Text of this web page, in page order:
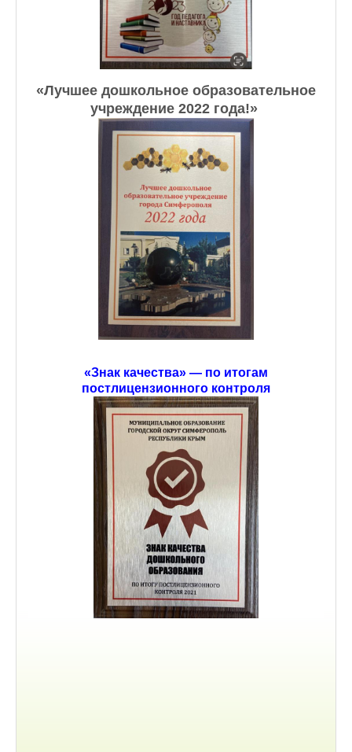
«Лучшее дошкольное образовательное
учреждение 2022 года!» ​
«Знак качества» — по итогам
постлицензионного контроля